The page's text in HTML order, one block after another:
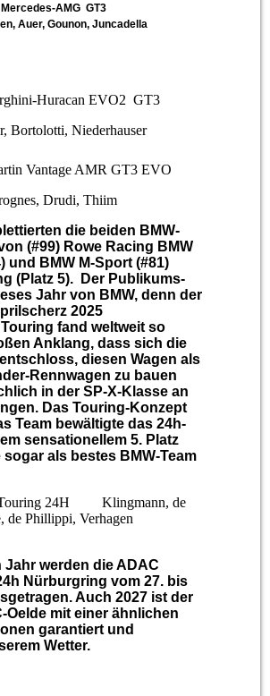
AMG GT3
Auer, Gounon, Juncadella
Huracan EVO2 GT3
Bortolotti, Niederhauser
Vantage AMR GT3 EVO
Drudi, Thiim
die beiden BMW-
(#99) Rowe Racing BMW
und BMW M-Sport (#81)
(Platz 5). Der Publikums-
Jahr von BMW, denn der
2025
fand weltweit so
Anklang, dass sich die
diesen Wagen als
Rennwagen zu bauen
in der SP-X-Klasse an
Das Touring-Konzept
Team bewältigte das 24h-
sensationellem 5. Platz
als bestes BMW-Team
24H Klingmann, de
de Phillippi, Verhagen
Jahr werden die ADAC
Nürburgring vom 27. bis
Auch 2027 ist der
Oelde mit einer ähnlichen
garantiert und
Wetter.